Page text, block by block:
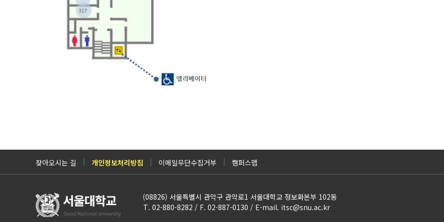
찾아오시는 길 개인정보처리방침 이메일무단수집거부 캠퍼스맵
(08826) 서울특별시 관악구 관악로1 서울대학교 정보화본부 102동
T. 02-880-8282 / F. 02-887-0130 / E-mail. itsc@snu.ac.kr